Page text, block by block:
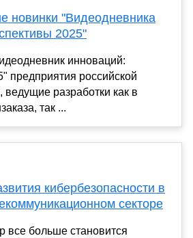
новинки "Видеодневника
2025"
инноваций:
предприятия российской
разработки как в
так ...
кибербезопасности в
секторе
больше становится